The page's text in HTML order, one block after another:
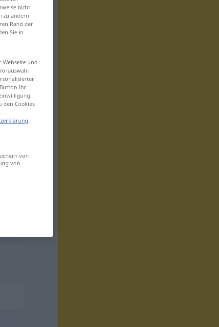
nicht
zu ändern
Rand der
Sie in
und
Ihr
den Cookies
.
von
von